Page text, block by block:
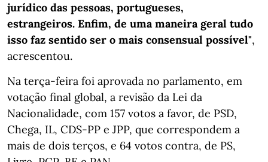
jurídico das pessoas, portugueses,
estrangeiros. Enfim, de uma maneira geral tudo
isso faz sentido ser o mais consensual possível",
acrescentou.
Na terça-feira foi aprovada no parlamento, em
votação final global, a revisão da Lei da
Nacionalidade, com 157 votos a favor, de PSD,
Chega, IL, CDS-PP e JPP, que correspondem a
mais de dois terços, e 64 votos contra, de PS,